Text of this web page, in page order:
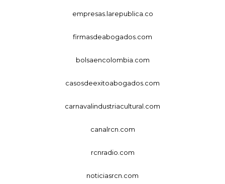
empresas.larepublica.co
firmasdeabogados.com
bolsaencolombia.com
casosdeexitoabogados.com
carnavalindustriacultural.com
canalrcn.com
rcnradio.com
noticiasrcn.com